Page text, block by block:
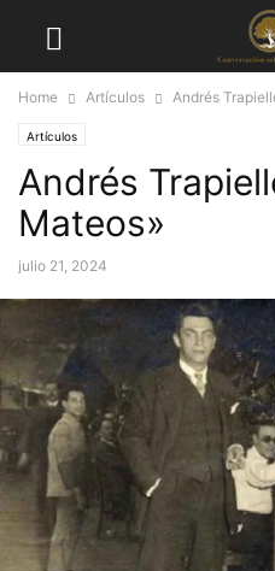
Home Artículos Andrés
Artículos
Andrés
Mateos»
julio 21, 2024